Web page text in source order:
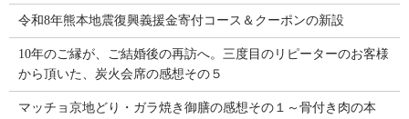
令和8年熊本地震復興義援金寄付コース＆クーポンの新設
10年のご縁が、ご結婚後の再訪へ。三度目のリピーターのお客様
から頂いた、炭火会席の感想その５
マッチョ京地どり・ガラ焼き御膳の感想その１～骨付き肉の本